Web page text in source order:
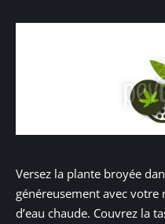
Versez la plante broyée
généreusement avec
d’eau chaude. Couvrez la